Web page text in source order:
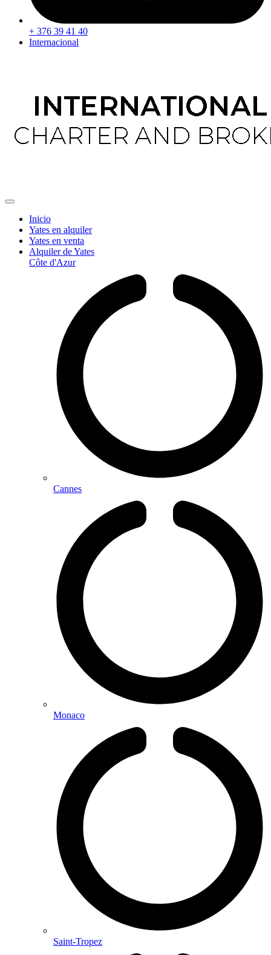
+ 376 39 41 40
Internacional
Inicio
Yates en alquiler
Yates en venta
Alquiler de Yates
Côte d'Azur
Cannes
Monaco
Saint-Tropez